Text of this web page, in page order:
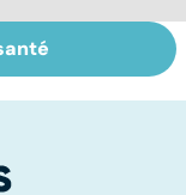
sur le
la